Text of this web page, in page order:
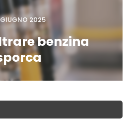
2025
benzina